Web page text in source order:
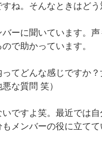
ね。そんなときはど
ーに聞いています。
で助かっています。
てどんな感じですか
な質問 笑）
ですよ笑。最近では
メンバーの役に立てて